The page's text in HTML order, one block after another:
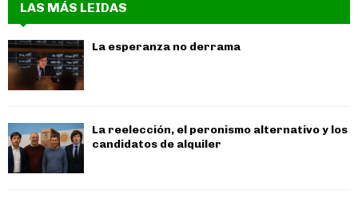
LAS MÁS LEIDAS
La esperanza no derrama
La reelección, el peronismo alternativo y los
candidatos de alquiler